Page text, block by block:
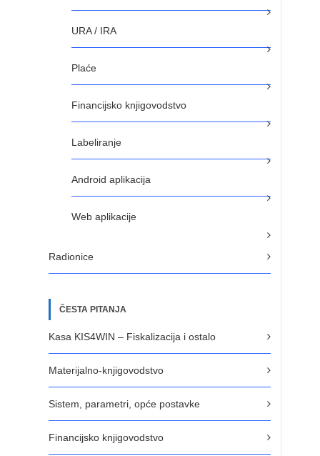
URA / IRA
Plaće
Financijsko knjigovodstvo
Labeliranje
Android aplikacija
Web aplikacije
Radionice
ČESTA PITANJA
Kasa KIS4WIN – Fiskalizacija i ostalo
Materijalno-knjigovodstvo
Sistem, parametri, opće postavke
Financijsko knjigovodstvo